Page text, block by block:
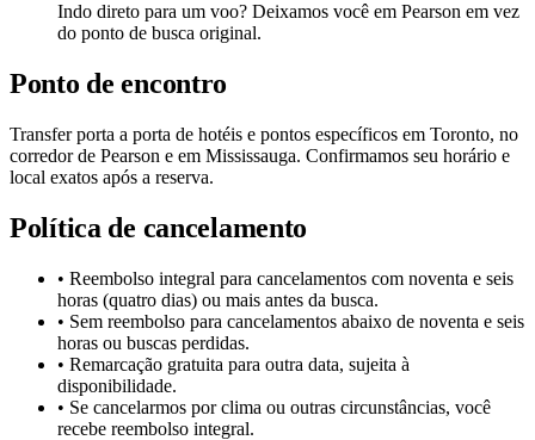
Indo direto para um voo? Deixamos você em Pearson em vez
do ponto de busca original.
Ponto de encontro
Transfer porta a porta de hotéis e pontos específicos em Toronto, no
corredor de Pearson e em Mississauga. Confirmamos seu horário e
local exatos após a reserva.
Política de cancelamento
• Reembolso integral para cancelamentos com noventa e seis
horas (quatro dias) ou mais antes da busca.
• Sem reembolso para cancelamentos abaixo de noventa e seis
horas ou buscas perdidas.
• Remarcação gratuita para outra data, sujeita à
disponibilidade.
• Se cancelarmos por clima ou outras circunstâncias, você
recebe reembolso integral.